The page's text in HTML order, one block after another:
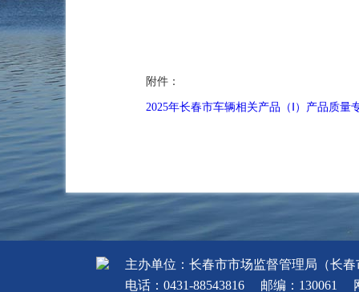
附件：
2025年长春市车辆相关产品（Ⅰ）产品质量
主办单位：长春市市场监督管理局（长
电话：0431-88543816
邮编：130061